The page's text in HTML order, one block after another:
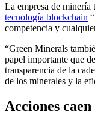
La empresa de minería
tecnología blockchain
competencia y
“Green Minerals
papel importante que
transparencia de la
de los minerales y la
Acciones